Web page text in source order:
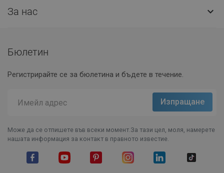
За нас 
Бюлетин
Регистрирайте се за бюлетина и бъдете в течение.
Може да се отпишете във всеки момент.За тази цел, моля, намерете
нашата информация за контакт в правното известие.